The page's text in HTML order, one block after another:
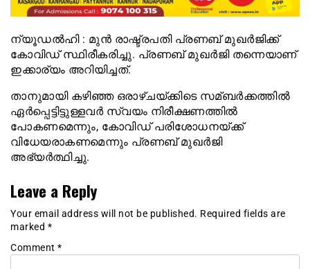
ന്യൂഡല്‍ഹി : മുന്‍ രാഷ്ട്രപതി പ്രണബ് മുഖര്‍ജിക്ക്
കോവിഡ് സ്ഥിരീകരിച്ചു. പ്രണബ് മുഖര്‍ജി തന്നെയാണ്
ഇക്കാര്യം അറിയിച്ചത്.
താനുമായി കഴിഞ്ഞ ഒരാഴ്ചയ്ക്കിടെ സമ്ബര്‍ക്കത്തില്‍
ഏര്‍പ്പെട്ടിട്ടുള്ളവര്‍ സ്വയം നിരീക്ഷണത്തില്‍
പോകണമെന്നും, കോവിഡ് പരിശോധനയ്ക്ക്
വിധേയരാകണമെന്നും പ്രണബ് മുഖര്‍ജി
അഭ്യര്‍ത്ഥിച്ചു.
Leave a Reply
Your email address will not be published. Required fields are
marked *
Comment *